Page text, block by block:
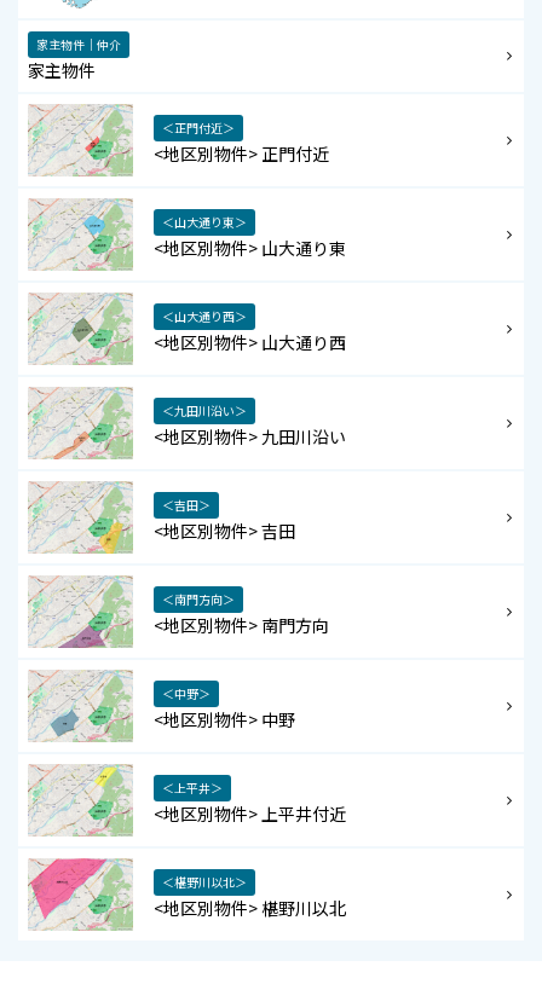
家主物件｜仲介
家主物件
＜正門付近＞
<地区別物件> 正門付近
＜山大通り東＞
<地区別物件> 山大通り東
＜山大通り西＞
<地区別物件> 山大通り西
＜九田川沿い＞
<地区別物件> 九田川沿い
＜吉田＞
<地区別物件> 吉田
＜南門方向＞
<地区別物件> 南門方向
＜中野＞
<地区別物件> 中野
＜上平井＞
<地区別物件> 上平井付近
＜椹野川以北＞
<地区別物件> 椹野川以北